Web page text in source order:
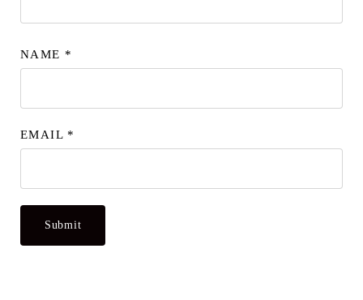
NAME *
EMAIL *